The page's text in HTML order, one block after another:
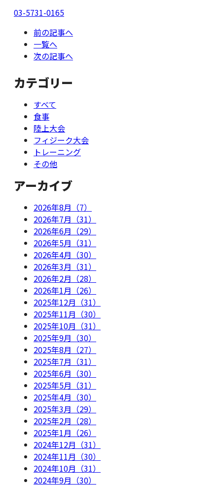
03-5731-0165
前の記事へ
一覧へ
次の記事へ
カテゴリー
すべて
食事
陸上大会
フィジーク大会
トレーニング
その他
アーカイブ
2026年8月（7）
2026年7月（31）
2026年6月（29）
2026年5月（31）
2026年4月（30）
2026年3月（31）
2026年2月（28）
2026年1月（26）
2025年12月（31）
2025年11月（30）
2025年10月（31）
2025年9月（30）
2025年8月（27）
2025年7月（31）
2025年6月（30）
2025年5月（31）
2025年4月（30）
2025年3月（29）
2025年2月（28）
2025年1月（26）
2024年12月（31）
2024年11月（30）
2024年10月（31）
2024年9月（30）